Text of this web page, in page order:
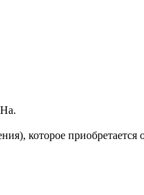
которое приобретается